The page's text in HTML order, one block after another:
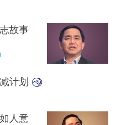
故事
计划
人意